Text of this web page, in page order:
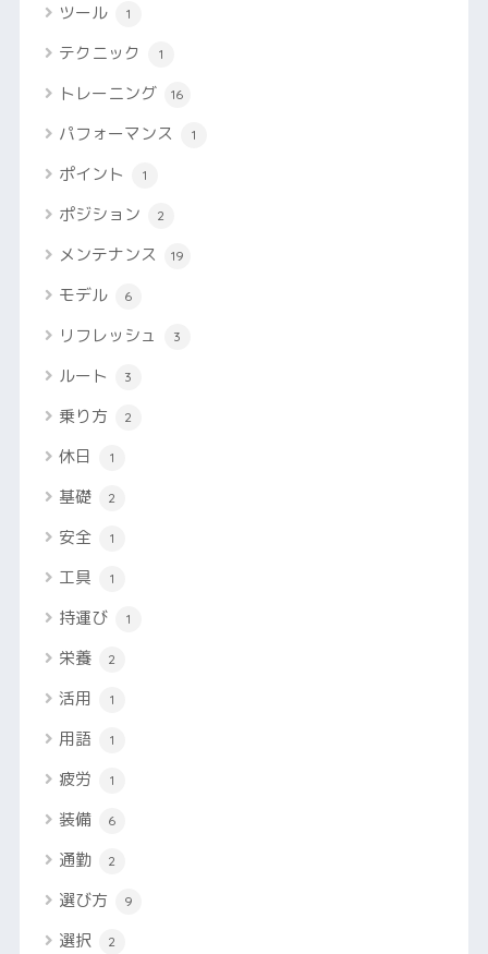
ツール 1
テクニック 1
トレーニング 16
パフォーマンス 1
ポイント 1
ポジション 2
メンテナンス 19
モデル 6
リフレッシュ 3
ルート 3
乗り方 2
休日 1
基礎 2
安全 1
工具 1
持運び 1
栄養 2
活用 1
用語 1
疲労 1
装備 6
通勤 2
選び方 9
選択 2